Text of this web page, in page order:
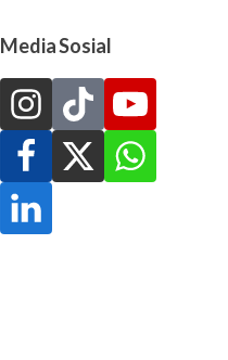
Media Sosial